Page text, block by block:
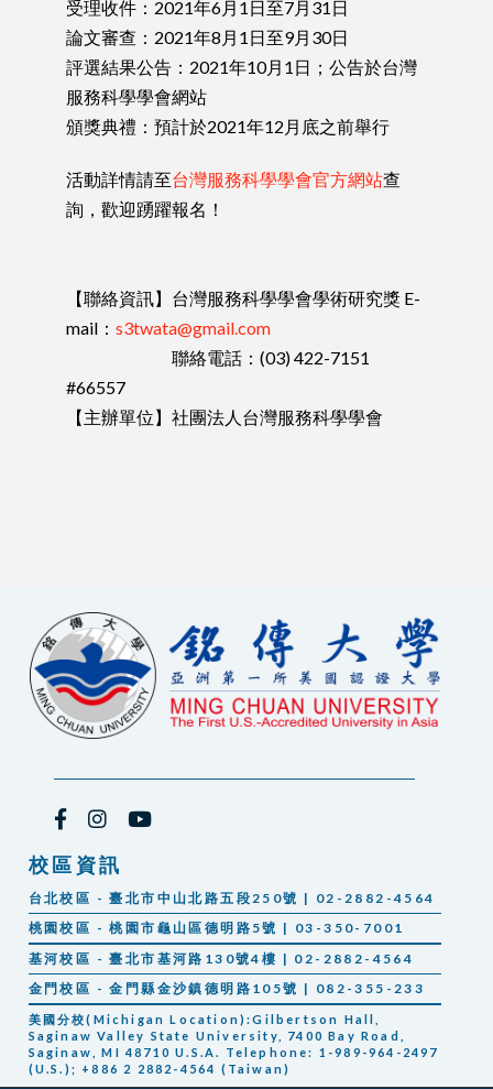
受理收件：2021年6月1日至7月31日
論文審查：2021年8月1日至9月30日
評選結果公告：2021年10月1日；公告於台灣
服務科學學會網站
頒獎典禮：預計於2021年12月底之前舉行
活動詳情請至台灣服務科學學會官方網站查
詢，歡迎踴躍報名！
【聯絡資訊】台灣服務科學學會學術研究獎 E-
mail： s3twata@gmail.com
聯絡電話：(03) 422-7151
#66557
【主辦單位】社團法人台灣服務科學學會
校區資訊
台北校區 - 臺北市中山北路五段250號 | 02-2882-4564
桃園校區 - 桃園市龜山區德明路5號 | 03-350-7001
基河校區 - 臺北市基河路130號4樓 | 02-2882-4564
金門校區 - 金門縣金沙鎮德明路105號 | 082-355-233
美國分校(Michigan Location):Gilbertson Hall,
Saginaw Valley State University, 7400 Bay Road,
Saginaw, MI 48710 U.S.A. Telephone: 1-989-964-2497
(U.S.); +886 2 2882-4564 (Taiwan)